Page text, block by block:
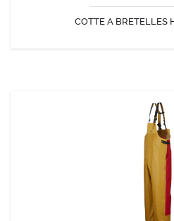
COTTE A BRETELLES
COTTE A BRETELLES DREMBIB
Une nouvelle génération de ciré est
est respirant ET solide ! La